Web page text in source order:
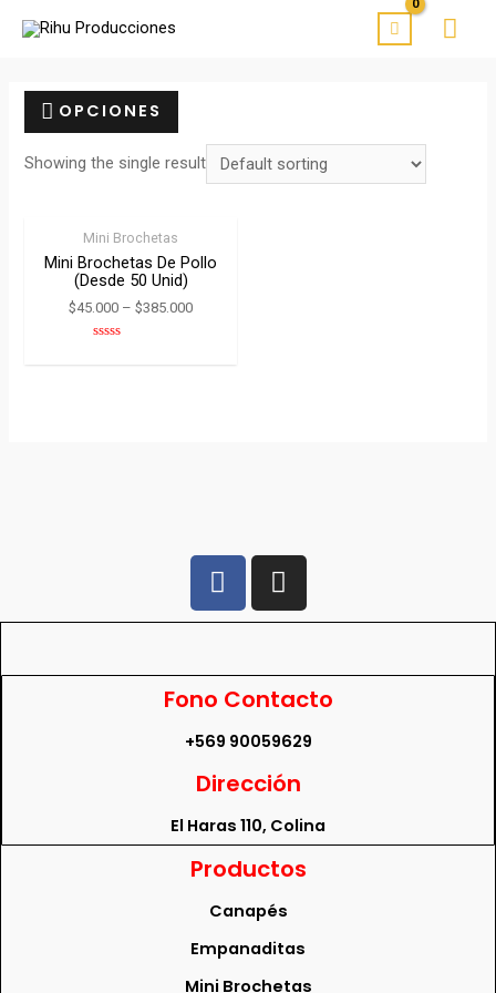
OPCIONES
Showing the single result
Mini Brochetas
Mini Brochetas De Pollo
(desde 50 Unid)
$45.000 –$385.000
Fono Contacto
+569 90059629
Dirección
El Haras 110, Colina
Productos
Canapés
Empanaditas
Mini Brochetas